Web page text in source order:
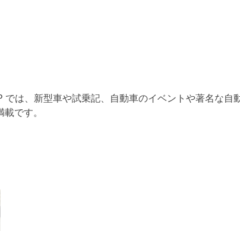
は、新型車や試乗記、自動車のイベントや著名な自
です。